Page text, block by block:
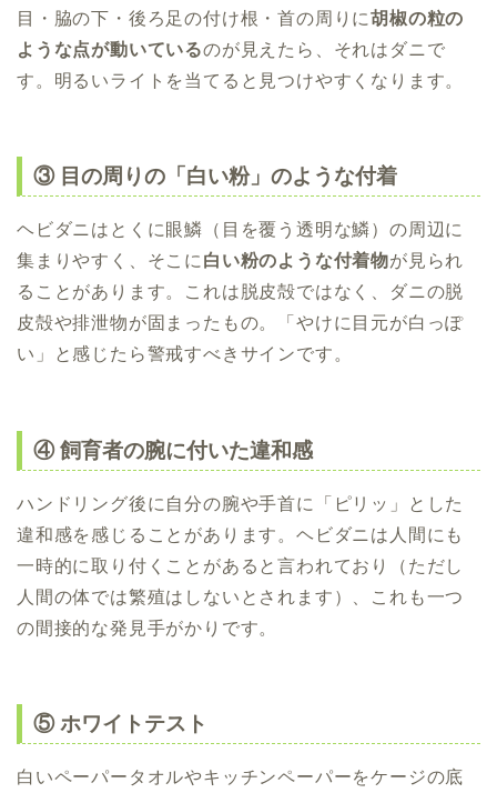
目・脇の下・後ろ足の付け根・首の周りに胡椒の粒の
ような点が動いているのが見えたら、それはダニで
す。明るいライトを当てると見つけやすくなります。
③ 目の周りの「白い粉」のような付着
ヘビダニはとくに眼鱗（目を覆う透明な鱗）の周辺に
集まりやすく、そこに白い粉のような付着物が見られ
ることがあります。これは脱皮殻ではなく、ダニの脱
皮殻や排泄物が固まったもの。「やけに目元が白っぽ
い」と感じたら警戒すべきサインです。
④ 飼育者の腕に付いた違和感
ハンドリング後に自分の腕や手首に「ピリッ」とした
違和感を感じることがあります。ヘビダニは人間にも
一時的に取り付くことがあると言われており（ただし
人間の体では繁殖はしないとされます）、これも一つ
の間接的な発見手がかりです。
⑤ ホワイトテスト
白いペーパータオルやキッチンペーパーをケージの底